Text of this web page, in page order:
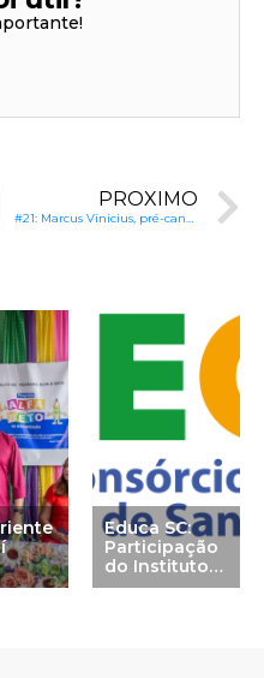
PRÓXIMO
com
Educa SC:
Participação
do Instituto
Alfa e Beto